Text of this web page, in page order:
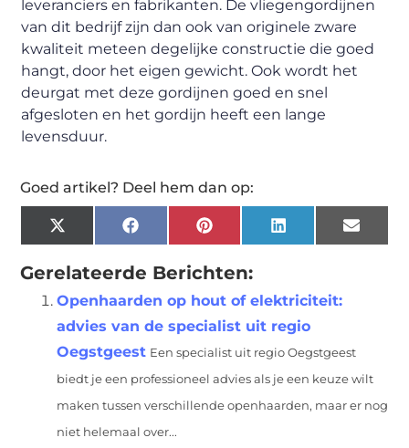
leveranciers en fabrikanten. De vliegengordijnen
van dit bedrijf zijn dan ook van originele zware
kwaliteit meteen degelijke constructie die goed
hangt, door het eigen gewicht. Ook wordt het
deurgat met deze gordijnen goed en snel
afgesloten en het gordijn heeft een lange
levensduur.
Goed artikel? Deel hem dan op:
X
(Twitter)
FacebookPinterestLinkedIn Email
Gerelateerde Berichten:
Openhaarden op hout of elektriciteit:
advies van de specialist uit regio
Oegstgeest Een specialist uit regio Oegstgeest
biedt je een professioneel advies als je een keuze wilt
maken tussen verschillende openhaarden, maar er nog
niet helemaal over...